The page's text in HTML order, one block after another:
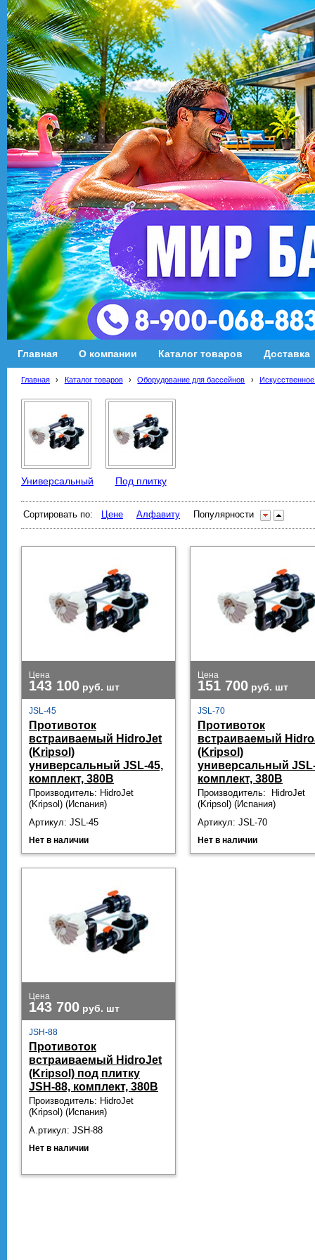
Главная О компании Каталог товаров Доставка
Главная › Каталог товаров › Оборудование для бассейнов ›
Универсальный Под плитку
Сортировать по: Цене Алфавиту Популярности
Цена
143 100 руб. шт
JSL-45
Противоток
встраиваемый HidroJet
(Kripsol)
универсальный JSL-45,
комплект, 380В
Производитель: HidroJet
(Kripsol) (Испания)
Артикул: JSL-45
Нет в наличии
Цена
151 700 руб. шт
JSL-70
Противоток
встраиваемый
(Kripsol)
универсальный
комплект, 380В
Производитель: HidroJet
(Kripsol) (Испания)
Артикул: JSL-70
Нет в наличии
Цена
143 700 руб. шт
JSH-88
Противоток
встраиваемый HidroJet
(Kripsol) под плитку
JSH-88, комплект, 380В
Производитель: HidroJet
(Kripsol) (Испания)
А.ртикул: JSH-88
Нет в наличии